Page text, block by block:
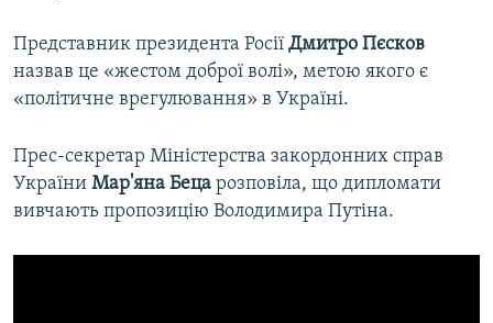
Представник президента Росії Дмитро Пєсков
назвав це «жестом доброї волі», метою якого є
«політичне врегулювання» в Україні.
Прес-секретар Міністерства закордонних справ
України Мар'яна Беца розповіла, що дипломати
вивчають пропозицію Володимира Путіна.